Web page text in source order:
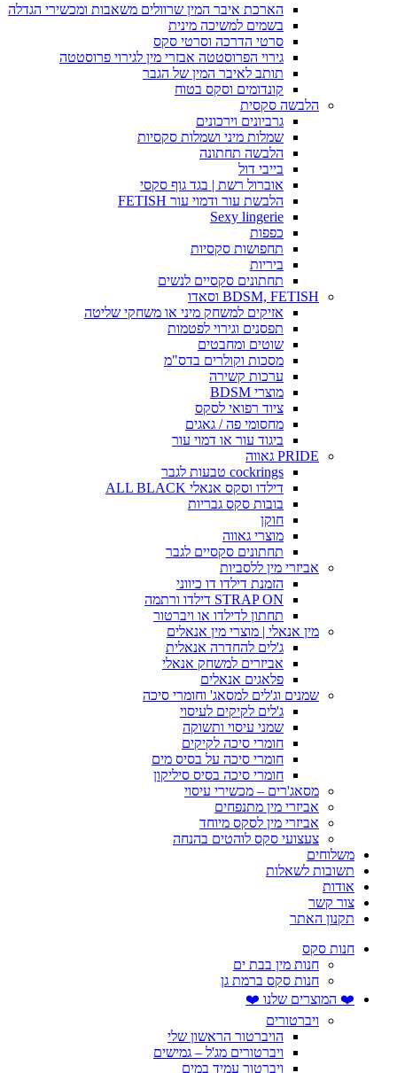
הארכת איבר המין שרוולים משאבות ומכשירי הגדלה
בשמים למשיכה מינית
סרטי הדרכה וסרטי סקס
גירוי הפרוסטטה אבזרי מין לגירוי פרוסטטה
תותב לאיבר המין של הגבר
קונדומים וסקס בטוח
הלבשה סקסית
גרביונים וירכונים
שמלות מיני ושמלות סקסיות
הלבשה תחתונה
בייבי דול
אוברול רשת | בגד גוף סקסי
הלבשת עור ודמוי עור FETISH
Sexy lingerie
כפפות
תחפושות סקסיות
ביריות
תחתונים סקסיים לנשים
BDSM, FETISH וסאדו
אזיקים למשחק מיני או משחקי שליטה
תפסנים וגירוי לפטמות
שוטים ומחבטים
מסכות וקולרים בדס"מ
ערכות קשירה
מוצרי BDSM
ציוד רפואי לסקס
מחסומי פה / גאגים
ביגוד עור או דמוי עור
PRIDE גאווה
cockrings טבעות לגבר
דילדו וסקס אנאלי ALL BLACK
בובות סקס גבריות
חוקן
מוצרי גאווה
תחתונים סקסיים לגבר
אביזרי מין ללסביות
הזמנת דילדו דו כיווני
STRAP ON דילדו ורתמה
תחתון לדילדו או ויברטור
מין אנאלי | מוצרי מין אנאלים
ג'לים להחדרה אנאלית
אביזרים למשחק אנאלי
פלאגים אנאלים
שמנים וג'לים למסאג' וחומרי סיכה
ג'לים לקיקים לעיסוי
שמני עיסוי ותשוקה
חומרי סיכה לקיקים
חומרי סיכה על בסיס מים
חומרי סיכה בסיס סיליקון
מסאג'רים – מכשירי עיסוי
אביזרי מין מתנפחים
אביזרי מין לסקס מיוחד
צעצועי סקס לוהטים בהנחה
משלוחים
תשובות לשאלות
אודות
צור קשר
תקנון האתר
חנות סקס
חנות מין בבת ים
חנות סקס ברמת גן
❤️ המוצרים שלנו ❤️
ויברטורים
הויברטור הראשון שלי
ויברטורים מג'ל – גמישים
ויברטור עמיד במים